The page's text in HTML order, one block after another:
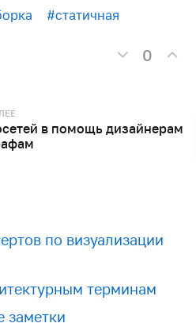
#статичная
0
в помощь дизайнерам
по визуализации
терминам
заметки